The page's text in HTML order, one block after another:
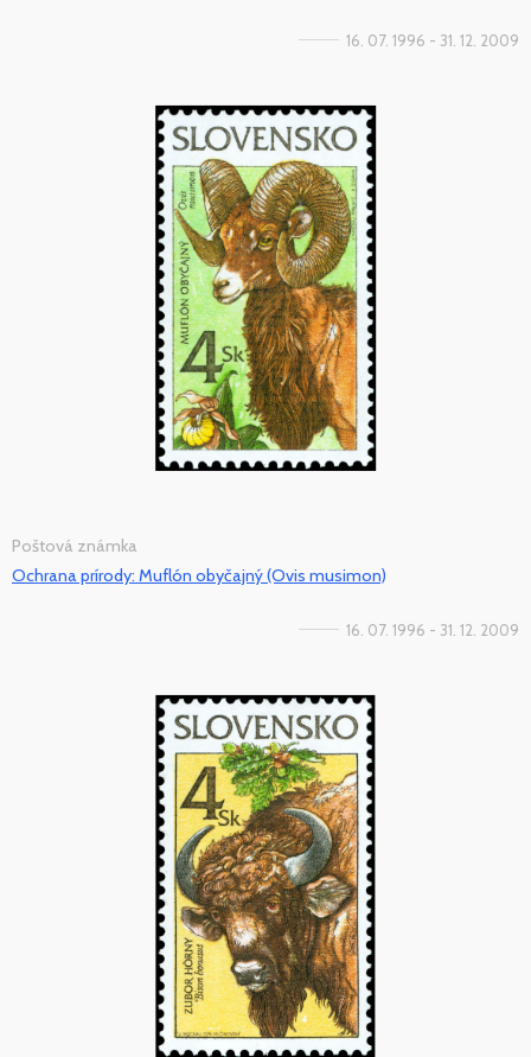
16. 07. 1996 - 31. 12. 2009
Poštová známka
Ochrana prírody: Muflón obyčajný (Ovis musimon)
16. 07. 1996 - 31. 12. 2009